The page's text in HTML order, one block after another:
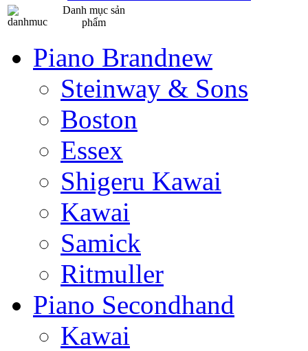
Danh mục sản
phẩm
Piano Brandnew
Steinway & Sons
Boston
Essex
Shigeru Kawai
Kawai
Samick
Ritmuller
Piano Secondhand
Kawai